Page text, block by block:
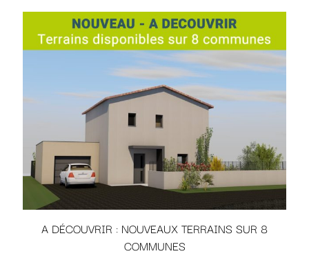
A DÉCOUVRIR : NOUVEAUX TERRAINS SUR 8
COMMUNES